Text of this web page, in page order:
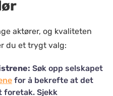
aktører, og kvaliteten
du et trygt valg:
Søk opp selskapet
for å bekrefte at det
Sjekk